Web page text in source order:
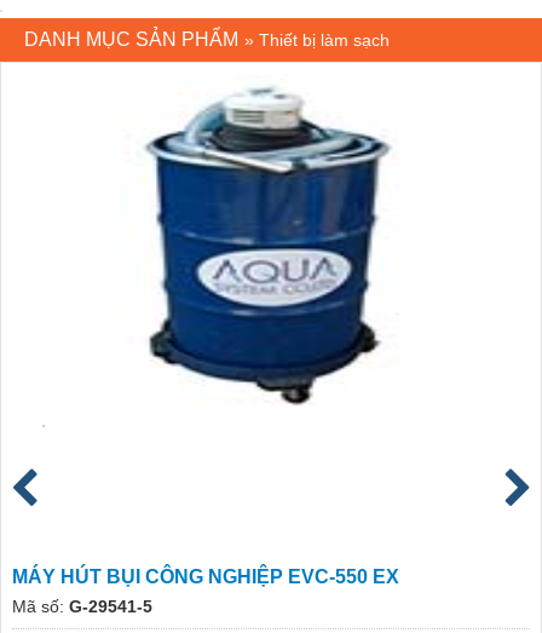
DANH MỤC SẢN PHẨM » Thiết bị làm sạch
MÁY HÚT BỤI CÔNG NGHIỆP EVC-550 EX
Mã số: G-29541-5